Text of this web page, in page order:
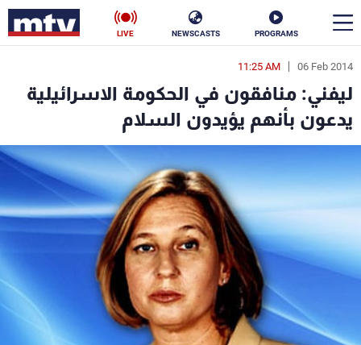
PROGRAMS
NEWSCASTS
LIVE
06 Feb 2014
11:25 AM
ليفني: منافقون في الحكومة الاسرائيلية
يدعون بأنهم يؤيدون السلام
en
الأخبار
سياسة ناس
إقتصاد فن
منوعات رياضة
كأس العالم
البرامج